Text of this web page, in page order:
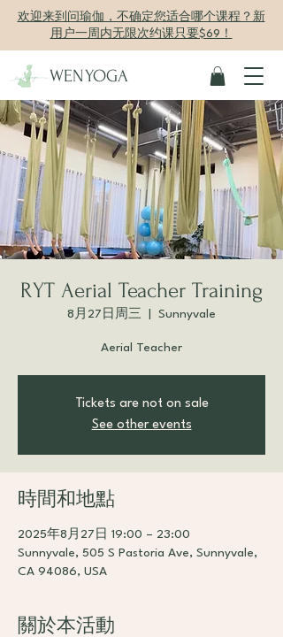
欢迎来到问瑜伽，不确定您适合哪个课程？新
用户一周内无限次约课只要$69！
WENYOGA
RYT Aerial Teacher Training
8月27日周三 Sunnyvale
Aerial Teacher
Tickets are not on sale
See other events
時間和地點
2025年8月27日 19:00 – 23:00
Sunnyvale, 505 S Pastoria Ave, Sunnyvale,
CA 94086, USA
關於本活動